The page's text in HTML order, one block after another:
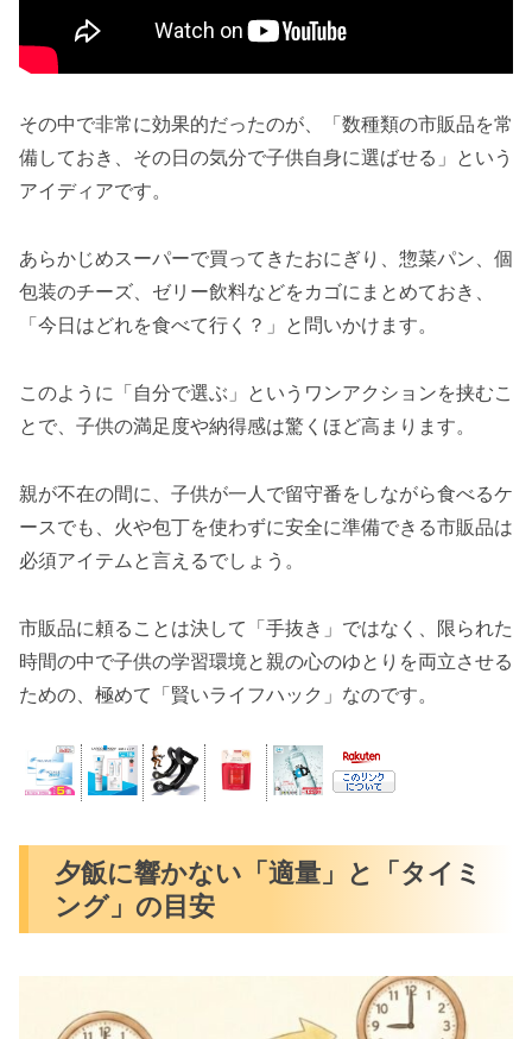
その中で非常に効果的だったのが、「数種類の市販品を常
備しておき、その日の気分で子供自身に選ばせる」という
アイディアです。
あらかじめスーパーで買ってきたおにぎり、惣菜パン、個
包装のチーズ、ゼリー飲料などをカゴにまとめておき、
「今日はどれを食べて行く？」と問いかけます。
このように「自分で選ぶ」というワンアクションを挟むこ
とで、子供の満足度や納得感は驚くほど高まります。
親が不在の間に、子供が一人で留守番をしながら食べるケ
ースでも、火や包丁を使わずに安全に準備できる市販品は
必須アイテムと言えるでしょう。
市販品に頼ることは決して「手抜き」ではなく、限られた
時間の中で子供の学習環境と親の心のゆとりを両立させる
ための、極めて「賢いライフハック」なのです。
夕飯に響かない「適量」と「タイミ
ング」の目安